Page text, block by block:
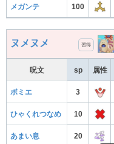
メガンテ 100
ヌメヌメ 習得
呪文 sp 属性
ボミエ 3
ひゃくれつなめ 10
あまい息 20